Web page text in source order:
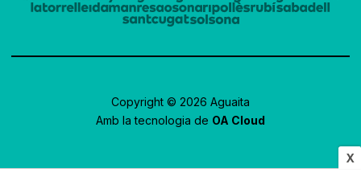
X
Copyright © 2026 Aguaita
Amb la tecnologia de OA Cloud